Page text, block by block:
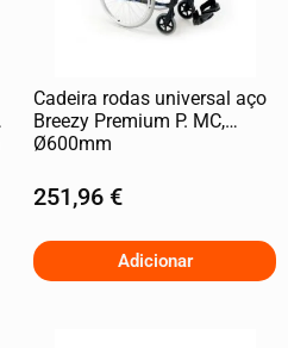
Cadeira rodas universal aço
Breezy Premium P. MC,
Ø600mm
251,96 €
Adicionar